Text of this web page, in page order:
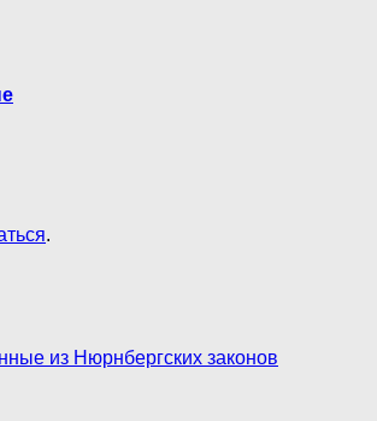
.
из Нюрнбергских законов